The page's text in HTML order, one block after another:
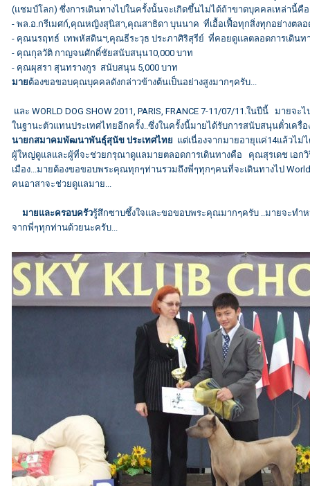
(แชมป์โลก) ซึ่งการเดินทางไปในครั้งนั้นจะเกิดขึ้นไม่ได้ถ้าขาดบุคคลเหล่านี้คือ
- พล.อ.กรีเมศก์,คุณหญิงสุนิสา,คุณสาธิดา บุนนาค ที่เอื้อเฟื้อทุกสิ่งทุกอย่างตลอ
- คุณนรฤทธ์ เทพหัสดินฯ,คุณธีระวุธ ประภาศิริสุรีย์ ที่คอยดูแลตลอดการเดินท
- คุณกุลวัติ กาญจนศักดิ์ชัยสนับสนุน10,000 บาท
- คุณผุสรา สุนทรางกูร สนับสนุน 5,000 บาท
มายต้องขอขอบคุณบุคคลดังกล่าวข้างต้นเป็นอย่างสูงมากๆครับ...
และ WORLD DOG SHOW 2011, PARIS, FRANCE 7-11/07/11.ในปีนี้ มายจะ
ในฐานะตัวแทนประเทศไทยอีกครั้ง..ซึ่งในครั้งนี้มายได้รับการสนับสนุนตั๋วเครื่
นายกสมาคมพัฒนาพันธุ์สุนัข ประเทศไทย แต่เนื่องจากมายอายุแค่14แล้วไม่
ผู้ใหญ่ดูแลและผู้ที่จะช่วยกรุณาดูแลมายตลอดการเดินทางคือ คุณสุรเดช เอก
เมือง...มายต้องขอขอบพระคุณทุกๆท่านรวมถึงพี่ๆทุกๆคนที่จะเดินทางไป
คนอาสาจะช่วยดูแลมาย...
มายและครอบครัวรู้สึกซาบซึ้งใจและขอขอบพระคุณมากๆครับ ..มายจะทำ
จากพี่ๆทุกท่านด้วยนะครับ...